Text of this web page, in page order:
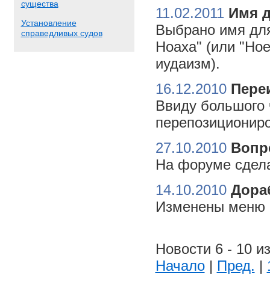
существа
Установление
справедливых судов
11.02.2011 Имя
Выбрано имя
Ноаха" (или
иудаизм).
16.12.2010
Ввиду большого
27.10.2010
На форуме
14.10.2010
Изменены меню
Новости 6 - 10
Начало| Пред. |